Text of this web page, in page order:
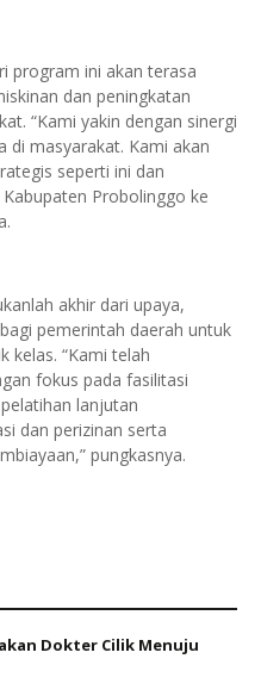
program ini akan terasa
dan peningkatan
“Kami yakin dengan sinergi
di masyarakat. Kami akan
seperti ini dan
Probolinggo ke
akhir dari upaya,
pemerintah daerah untuk
kelas. “Kami telah
fokus pada fasilitasi
lanjutan
dan perizinan serta
pungkasnya.
Dokter Cilik Menuju